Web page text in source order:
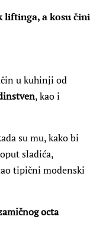
liftinga, a kosu čini
u kuhinji od
, kao i
su mu, kako bi
sladića,
tipični modenski
octa